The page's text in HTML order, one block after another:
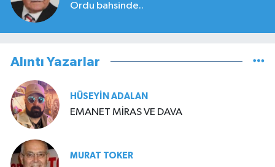
Ordu bahsinde..
Alıntı Yazarlar
HÜSEYIN ADALAN
EMANET MİRAS VE DAVA
MURAT TOKER